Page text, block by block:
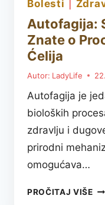
bolesti
Autofagija:
Znate o
Ćelija
Autor: LadyLife
Autofagija je
bioloških
zdravlju i
prirodni
omogućava…
PROČITAJ VIŠE